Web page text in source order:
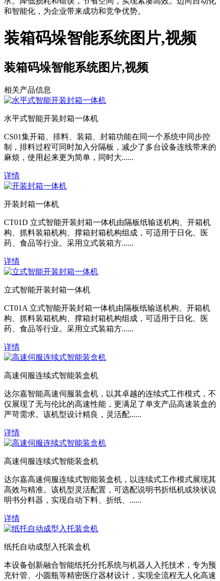
和智能化，为企业带来成功和竞争优势。
装箱码垛智能系统图片,视频
装箱码垛智能系统图片,视频
相关产品信息
水平式智能开装封箱一体机
CS01集开箱、排料、装箱、封箱功能在同一个系统中同步控
制，排料过程可同时加入分隔板，减少了多台设备连线带来的
麻烦，使用起来更为简单，同时大......
详情
开装封箱一体机
CT01D 立式智能开装封箱一体机由隔板纸输送机构、开箱机
构、抓料装箱机构、撑箱封箱机构组成，可适用于日化、医
药、食品等行业。采用立式装箱方......
详情
立式智能开装封箱一体机
CT01A 立式智能开装封箱一体机由隔板纸输送机构、开箱机
构、抓料装箱机构、撑箱封箱机构组成，可适用于日化、医
药、食品等行业。采用立式装箱方......
详情
高速伺服连续式智能装盒机
达尔嘉智能高速伺服装盒机，以其卓越的连续式工作模式，不
仅展现了无与伦比的高速性能，更满足了单支产品高速装盒的
严苛需求。该机型设计精良，灵活配......
详情
高速伺服连续式智能装盒机
达尔嘉高速伺服连续式智能装盒机，以连续式工作模式展现其
高效与精准。该机型灵活配置，可选配说明书折纸机或块状说
明书分料器，实现自动下料、折纸、......
详情
纸托自动成型入托装盒机
本设备创新融合智能纸托分托系统与机器人入托技术，专为预
充针管、小圆瓶等精密医疗器材设计，实现全流程无人化高速